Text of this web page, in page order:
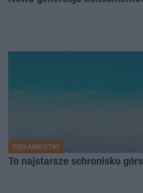
CIEKAWOSTKI
To najstarsze schronisko